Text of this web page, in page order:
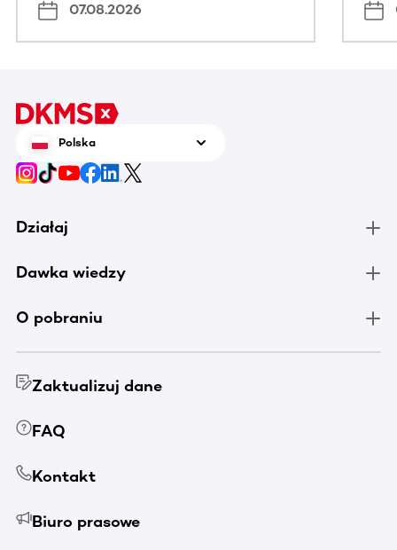
07.08.2026
Polska
Działaj
Dawka wiedzy
O pobraniu
Zaktualizuj dane
FAQ
Kontakt
Biuro prasowe